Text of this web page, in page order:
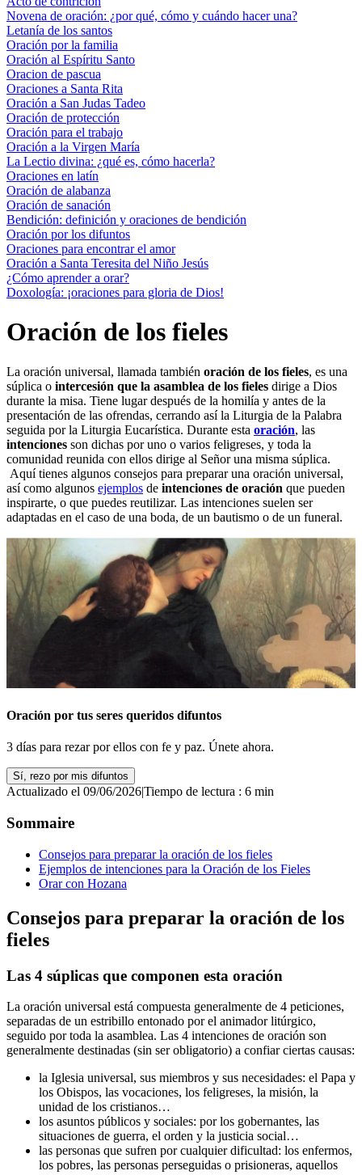
Novena de oración: ¿por qué, cómo y cuándo hacer una?
Letanía de los santos
Oración por la familia
Oración al Espíritu Santo
Oracion de pascua
Oraciones a Santa Rita
Oración a San Judas Tadeo
Oración de protección
Oración para el trabajo
Oración a la Virgen María
La Lectio divina: ¿qué es, cómo hacerla?
Oraciones en latín
Oración de alabanza
Oración de sanación
Bendición: definición y oraciones de bendición
Oración por los difuntos
Oraciones para encontrar el amor
Oración a Santa Teresita del Niño Jesús
¿Cómo aprender a orar?
Doxología: ¡oraciones para gloria de Dios!
Oración de los fieles
La oración universal, llamada también oración de los fieles, es una
súplica o intercesión que la asamblea de los fieles dirige a Dios
durante la misa. Tiene lugar después de la homilía y antes de la
presentación de las ofrendas, cerrando así la Liturgia de la Palabra
seguida por la Liturgia Eucarística. Durante esta oración, las
intenciones son dichas por uno o varios feligreses, y toda la
comunidad reunida con ellos dirige al Señor una misma súplica.
Aquí tienes algunos consejos para preparar una oración universal,
así como algunos ejemplos de intenciones de oración que pueden
inspirarte, o que puedes reutilizar. Las intenciones suelen ser
adaptadas en el caso de una boda, de un bautismo o de un funeral.
Oración por tus seres queridos difuntos
3 días para rezar por ellos con fe y paz. Únete ahora.
Sí, rezo por mis difuntos
Actualizado el 09/06/2026|Tiempo de lectura : 6 min
Sommaire
Consejos para preparar la oración de los fieles
Ejemplos de intenciones para la Oración de los Fieles
Orar con Hozana
Consejos para preparar la oración de los
fieles
Las 4 súplicas que componen esta oración
La oración universal está compuesta generalmente de 4 peticiones,
separadas de un estribillo entonado por el animador litúrgico,
seguido por toda la asamblea. Las 4 intenciones de oración son
generalmente destinadas (sin ser obligatorio) a confiar ciertas causas:
la Iglesia universal, sus miembros y sus necesidades: el Papa y
los Obispos, las vocaciones, los feligreses, la misión, la
unidad de los cristianos…
los asuntos públicos y sociales: por los gobernantes, las
situaciones de guerra, el orden y la justicia social…
las personas que sufren por cualquier dificultad: los enfermos,
los pobres, las personas perseguidas o prisioneras, aquellos